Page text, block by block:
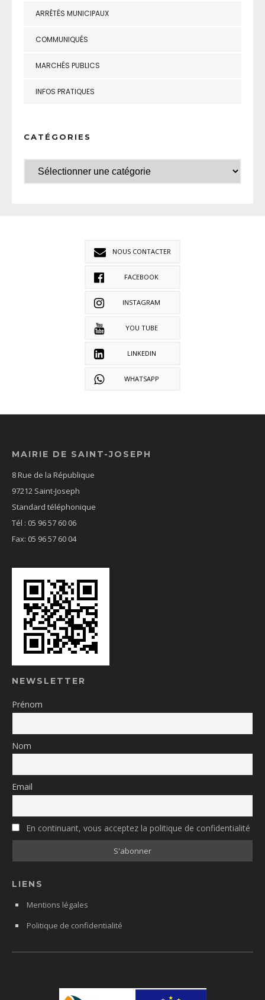
ARRÊTÉS MUNICIPAUX
COMMUNIQUÉS
MARCHÉS PUBLICS
INFOS PRATIQUES
CATÉGORIES
NOUS CONTACTER
FACEBOOK
INSTAGRAM
YOU TUBE
LINKEDIN
WHATSAPP
MAIRIE DE SAINT-JOSEPH
8 Rue de la République
97212 Saint-Joseph
Standard téléphonique
Tél : 05 96 57 60 06
Fax: 05 96 57 60 04
NEWSLETTER
Prénom
Nom
Email
En continuant, vous acceptez la politique de confidentialité
LIENS
Mentions légales
Politique de confidentialité